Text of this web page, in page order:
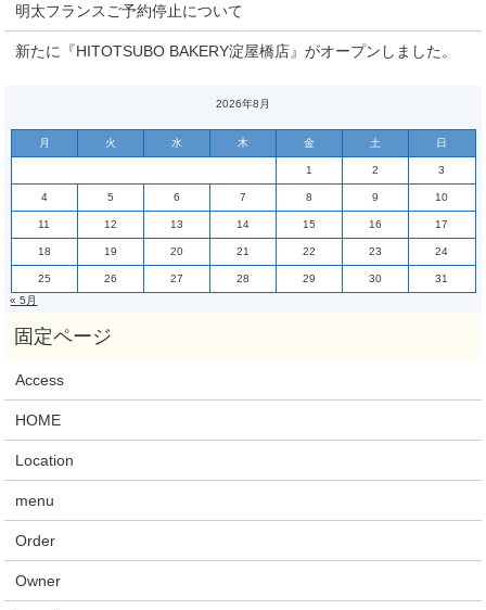
明太フランスご予約停止について
新たに『HITOTSUBO BAKERY淀屋橋店』がオープンしました。
2026年8月
月 火 水 木 金 土 日
1 2 3
4 5 6 7 8 9 10
11 12 13 14 15 16 17
18 19 20 21 22 23 24
25 26 27 28 29 30
31
« 5月
Access
HOME
Location
menu
Order
Owner